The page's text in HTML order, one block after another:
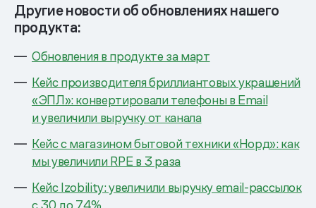
Другие новости об обновлениях нашего
продукта:
Обновления в продукте за март
Кейс производителя бриллиантовых украшений
«ЭПЛ»: конвертировали телефоны в Email
и увеличили выручку от канала
Кейс с магазином бытовой техники «Норд»: как
мы увеличили RPE в 3 раза
Кейс Izobility: увеличили выручку email-рассылок
с 30 до 74%